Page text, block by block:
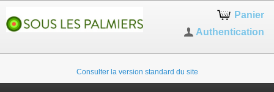
Panier
Authentication
Consulter la version standard du site